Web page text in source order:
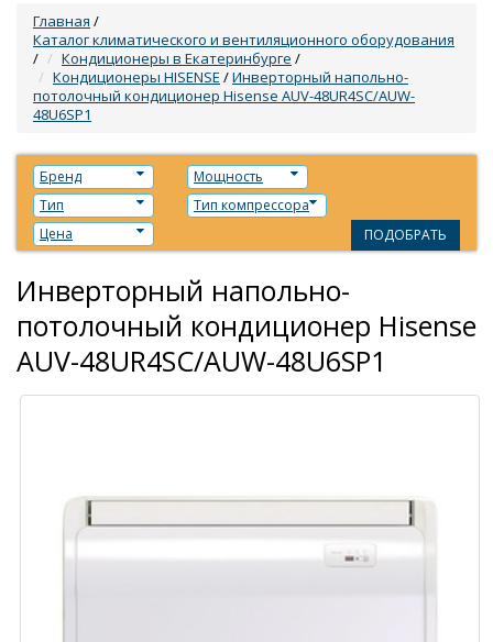
Главная /
Каталог климатического и вентиляционного оборудования
/
Кондиционеры в Екатеринбурге /
Кондиционеры HISENSE /Инверторный напольно-
потолочный кондиционер Hisense AUV-48UR4SC/AUW-
48U6SP1
Бренд
Мощность
Тип
Тип компрессора
Цена
ПОДОБРАТЬ
Инверторный напольно-
потолочный кондиционер Hisense
AUV-48UR4SC/AUW-48U6SP1